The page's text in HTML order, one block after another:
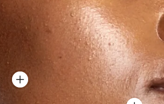
ÉCLAT
Des actifs exfoliants doux et
biomimétiques qui favorisent le
renouvellement cellulaire pour
révéler une peau plus
lumineuse, plus lisse et
naturellement éclatante.